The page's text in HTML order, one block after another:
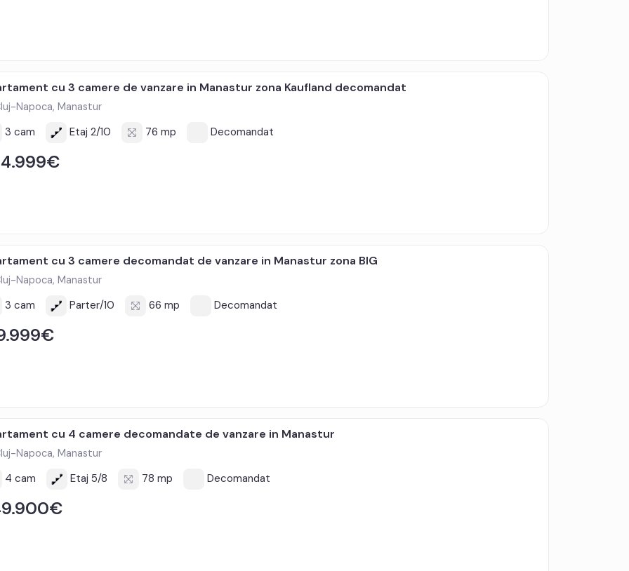
cu 3 camere de vanzare in Manastur zona Kaufland decomandat
Napoca, Manastur
3 cam Etaj 2/10 76 mp Decomandat
cu 3 camere decomandat de vanzare in Manastur zona BIG
Napoca, Manastur
3 cam Parter/10 66 mp Decomandat
cu 4 camere decomandate de vanzare in Manastur
Napoca, Manastur
4 cam Etaj 5/8 78 mp Decomandat